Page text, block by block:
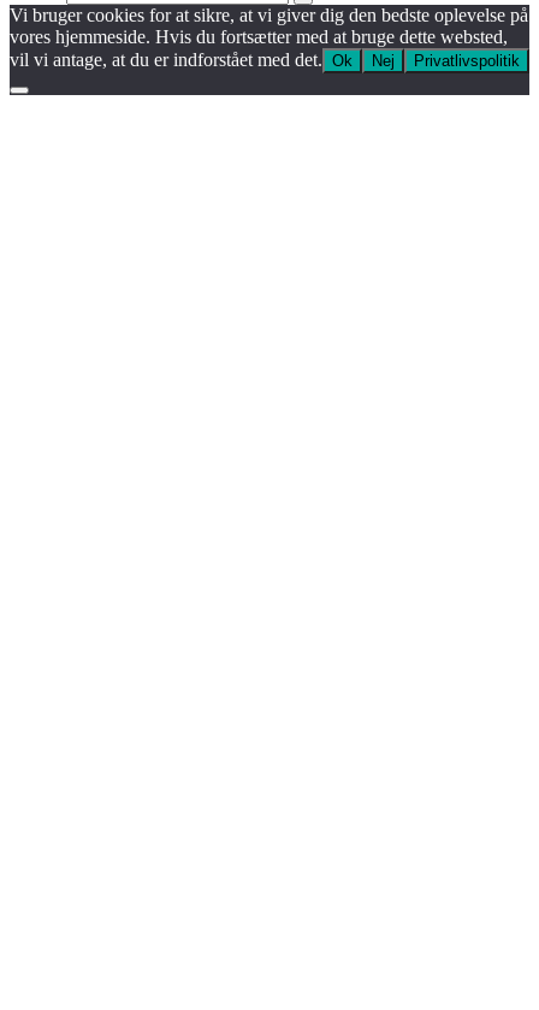
Vi bruger cookies for at sikre, at vi giver dig den bedste oplevelse på
vores hjemmeside. Hvis du fortsætter med at bruge dette websted,
vil vi antage, at du er indforstået med det. Ok Nej Privatlivspolitik